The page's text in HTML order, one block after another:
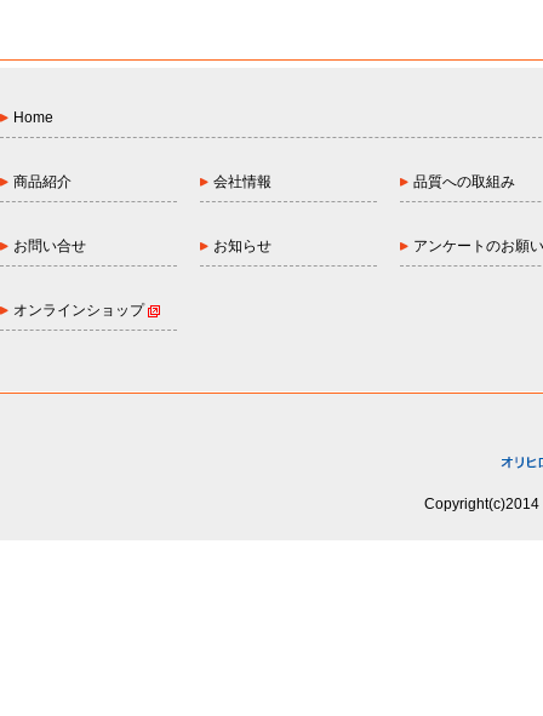
Home
商品紹介 会社情報 品質への取組み
お問い合せ お知らせ アンケートのお願い
オンラインショップ
Copyright(c)2014